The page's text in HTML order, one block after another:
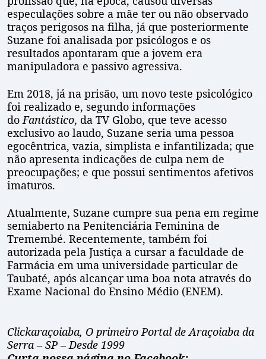
especulações sobre a mãe ter ou não observado
traços perigosos na filha, já que posteriormente
Suzane foi analisada por psicólogos e os
resultados apontaram que a jovem era
manipuladora e passivo agressiva.
Em 2018, já na prisão, um novo teste psicológico
foi realizado e, segundo informações
doFantástico, da TV Globo, que teve acesso
exclusivo ao laudo, Suzane seria uma pessoa
egocêntrica, vazia, simplista e infantilizada; que
não apresenta indicações de culpa nem de
preocupações; e que possui sentimentos afetivos
imaturos.
Atualmente, Suzane cumpre sua pena em regime
semiaberto na Penitenciária Feminina de
Tremembé. Recentemente, também foi
autorizada pela Justiça a cursar a faculdade de
Farmácia em uma universidade particular de
Taubaté, após alcançar uma boa nota através do
Exame Nacional do Ensino Médio (ENEM).
Clickaraçoiaba, O primeiro Portal de Araçoiaba da
Serra – SP – Desde 1999